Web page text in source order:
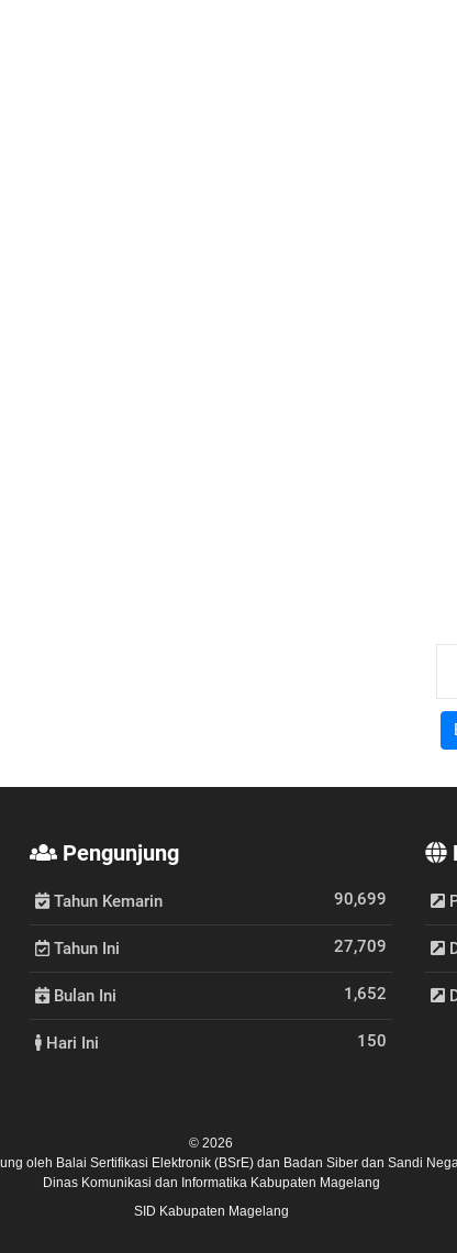
Pengunjung
Tahun Kemarin 90,699
Tahun Ini 27,709
Bulan Ini 1,652
Hari Ini 150
© 2026
oleh Balai Sertifikasi Elektronik (BSrE) dan Badan Siber dan Sandi
Dinas Komunikasi dan Informatika Kabupaten Magelang
SID Kabupaten Magelang